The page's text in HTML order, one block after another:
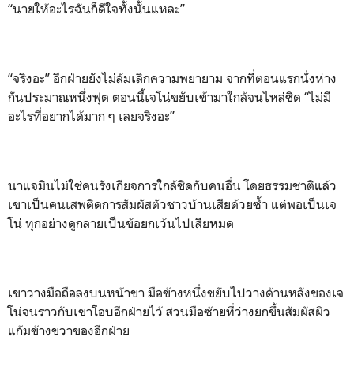
“นายให้อะไรฉันก็ดีใจทั้งนั้นแหละ”
“จริงอะ” อีกฝ่ายยังไม่ล้มเลิกความพยายาม จากที่ตอนแรกนั่งห่าง
กันประมาณหนึ่งฟุต ตอนนี้เจโน่ขยับเข้ามาใกล้จนไหล่ชิด “ไม่มี
อะไรที่อยากได้มาก ๆ เลยจริงอะ”
นาแจมินไม่ใช่คนรังเกียจการใกล้ชิดกับคนอื่น โดยธรรมชาติแล้ว
เขาเป็นคนเสพติดการสัมผัสตัวชาวบ้านเสียด้วยซ้ำ แต่พอเป็นเจ
โน่ ทุกอย่างดูกลายเป็นข้อยกเว้นไปเสียหมด
เขาวางมือถือลงบนหน้าขา มือข้างหนึ่งขยับไปวางด้านหลังของเจ
โน่จนราวกับเขาโอบอีกฝ่ายไว้ ส่วนมือซ้ายที่ว่างยกขึ้นสัมผัสผิว
แก้มข้างขวาของอีกฝ่าย